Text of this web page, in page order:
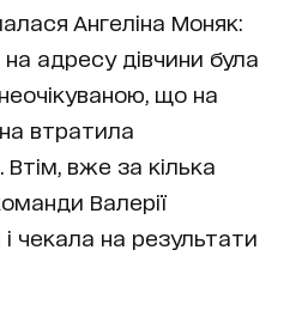
Ангеліна Моняк:
на адресу дівчини була
що на
втратила
Втім, вже за кілька
Валерії
чекала на результати